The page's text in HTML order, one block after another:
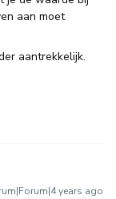
aan moet
aantrekkelijk.
years ago